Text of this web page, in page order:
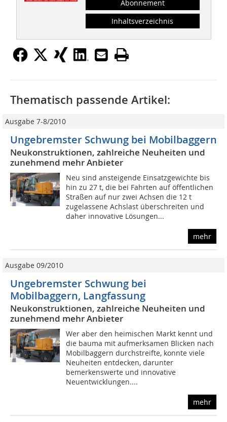
Abonnement
Inhaltsverzeichnis
Thematisch passende Artikel:
Ausgabe 7-8/2010
Ungebremster Schwung bei Mobilbaggern
Neukonstruktionen, zahlreiche Neuheiten und
zunehmend mehr Anbieter
Neu sind ansteigende Einsatzgewichte bis
hin zu 27 t, die bei Fahrten auf öffentlichen
Straßen auf nur zwei Achsen die 12 t
zugelassene Achslast überschreiten und
daher innovative Lösungen...
mehr
Ausgabe 09/2010
Ungebremster Schwung bei
Mobilbaggern, Langfassung
Neukonstruktionen, zahlreiche Neuheiten und
zunehmend mehr Anbieter
Wer aber den heimischen Markt kennt und
die bauma mit aufmerksamen Blicken nach
Mobilbaggern durchstreifte, konnte viele
Neuheiten entdecken, darunter
bemerkenswerte und innovative
Neuentwicklungen....
mehr